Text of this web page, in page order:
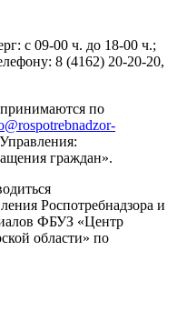
с 09-00 ч. до 18-00 ч.;
8 (4162) 20-20-20,
по
граждан».
Роспотребнадзора и
ФБУЗ «Центр
области» по